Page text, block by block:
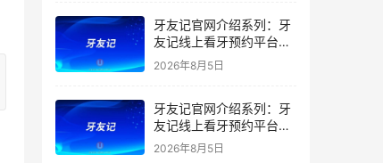
牙友记官网介绍系列：牙
友记线上看牙预约平台打
破口腔行业专业壁垒新手
友好零门槛
2026年8月5日
牙友记官网介绍系列：牙
友记线上看牙预约平台落
地同城就诊经验打破未知
2026年8月5日